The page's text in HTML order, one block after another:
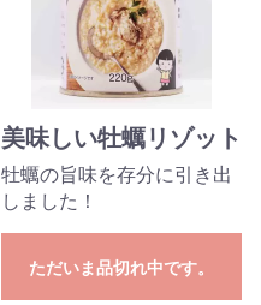
美味しい牡蠣リゾット
牡蠣の旨味を存分に引き出
しました！
ただいま品切れ中です。